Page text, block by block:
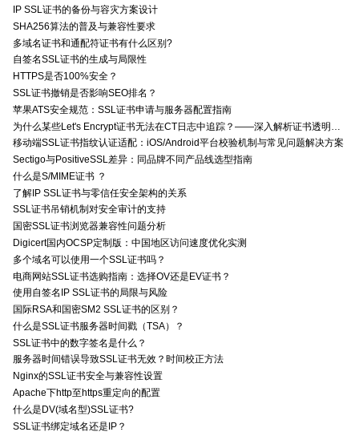
IP SSL证书的备份与容灾方案设计
SHA256算法的普及与兼容性要求
多域名证书和通配符证书有什么区别?
自签名SSL证书的生成与局限性
HTTPS是否100%安全？
SSL证书撤销是否影响SEO排名？
苹果ATS安全规范：SSL证书申请与服务器配置指南
移动端SSL证书指纹认证适配：iOS/Android平台校验机制与常见问题解决方案
Sectigo与PositiveSSL差异：同品牌不同产品线选型指南
什么是S/MIME证书 ？
了解IP SSL证书与零信任安全架构的关系
SSL证书吊销机制对安全审计的支持
国密SSL证书浏览器兼容性问题分析
Digicert国内OCSP定制版：中国地区访问速度优化实测
多个域名可以使用一个SSL证书吗？
电商网站SSL证书选购指南：选择OV还是EV证书？
使用自签名IP SSL证书的局限与风险
国际RSA和国密SM2 SSL证书的区别？
什么是SSL证书服务器时间戳（TSA）？
SSL证书中的数字签名是什么？
服务器时间错误导致SSL证书无效？时间校正方法
Nginx的SSL证书安全与兼容性设置
Apache下http至https重定向的配置
什么是DV(域名型)SSL证书?
SSL证书绑定域名还是IP？